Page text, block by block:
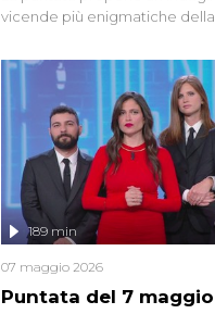
vicende più enigmatiche
seriale responsabile di
gli anni '90 e il 2000 che,
potrebbe essere ancora in
affronta inoltre le zone
Firenze, le cui responsabilità
oggi avvolte in un groviglio di
chiariti. Nel corso dello
l'intervista inedita a Olindo
ne...
Puntata del 7 maggio
189 min
07 maggio 2026